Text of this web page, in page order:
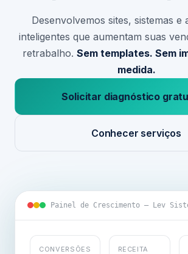
Desenvolvemos sites, sistemas e
inteligentes que aumentam suas
retrabalho. Sem templates. Sem
medida.
Solicitar diagnóstico
Conhecer serviços
Painel de Crescimento — Lev
CONVERSÕES
RECEITA